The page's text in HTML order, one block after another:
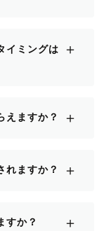
イミングは
＋
えますか？ ＋
れますか？ ＋
すか？ ＋